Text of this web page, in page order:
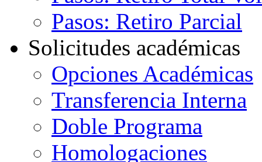
Pasos: Retiro Parcial
Solicitudes académicas
Opciones Académicas
Transferencia Interna
Doble Programa
Homologaciones